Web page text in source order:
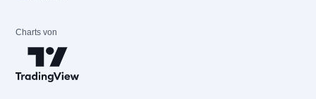
Charts von